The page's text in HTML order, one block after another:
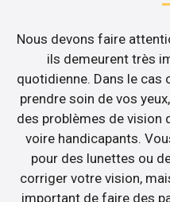
Nous devons faire
ils demeurent très
quotidienne. Dans le cas
prendre soin de vos
des problèmes de vision
voire handicapants.
pour des lunettes ou
corriger votre vision,
important de faire des